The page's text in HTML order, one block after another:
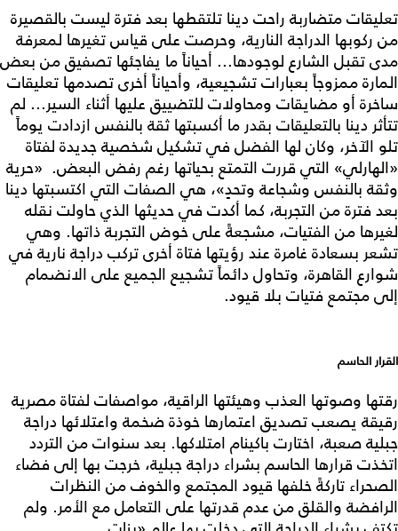
تعليقات متضاربة راحت دينا تلتقطها بعد فترة ليست بالقصيرة
من ركوبها الدراجة النارية، وحرصت على قياس تغيرها لمعرفة
مدى تقبل الشارع لوجودها... أحياناً ما يفاجئها تصفيق من بعض
المارة ممزوجاً بعبارات تشجيعية، وأحياناً أخرى تصدمها تعليقات
ساخرة أو مضايقات ومحاولات للتضييق عليها أثناء السير... لم
تتأثر دينا بالتعليقات بقدر ما أكسبتها ثقة بالنفس ازدادت يوماً
تلو الآخر، وكان لها الفضل في تشكيل شخصية جديدة لفتاة
«الهارلي» التي قررت التمتع بحياتها رغم رفض البعض. «حرية
وثقة بالنفس وشجاعة وتحدٍ»، هي الصفات التي اكتسبتها دينا
بعد فترة من التجربة، كما أكدت في حديثها الذي حاولت نقله
لغيرها من الفتيات، مشجعةً على خوض التجربة ذاتها. وهي
تشعر بسعادة غامرة عند رؤيتها فتاة أخرى تركب دراجة نارية في
شوارع القاهرة، وتحاول دائماً تشجيع الجميع على الانضمام
إلى مجتمع فتيات بلا قيود.
القرار الحاسم
رقتها وصوتها العذب وهيئتها الراقية، مواصفات لفتاة مصرية
رقيقة يصعب تصديق اعتمارها خوذة ضخمة واعتلائها دراجة
جبلية صعبة، اختارت باكينام امتلاكها. بعد سنوات من التردد
اتخذت قرارها الحاسم بشراء دراجة جبلية، خرجت بها إلى فضاء
الصحراء تاركةً خلفها قيود المجتمع والخوف من النظرات
الرافضة والقلق من عدم قدرتها على التعامل مع الأمر. ولم